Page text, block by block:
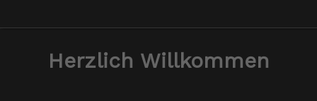
Herzlich Willkommen